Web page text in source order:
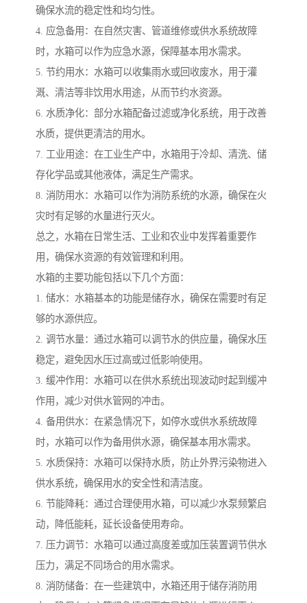
确保水流的稳定性和均匀性。
4. 应急备用：在自然灾害、管道维修或供水系统故障
时，水箱可以作为应急水源，保障基本用水需求。
5. 节约用水：水箱可以收集雨水或回收废水，用于灌
溉、清洁等非饮用水用途，从而节约水资源。
6. 水质净化：部分水箱配备过滤或净化系统，用于改善
水质，提供更清洁的用水。
7. 工业用途：在工业生产中，水箱用于冷却、清洗、储
存化学品或其他液体，满足生产需求。
8. 消防用水：水箱可以作为消防系统的水源，确保在火
灾时有足够的水量进行灭火。
总之，水箱在日常生活、工业和农业中发挥着重要作
用，确保水资源的有效管理和利用。
水箱的主要功能包括以下几个方面：
1. 储水：水箱基本的功能是储存水，确保在需要时有足
够的水源供应。
2. 调节水量：通过水箱可以调节水的供应量，确保水压
稳定，避免因水压过高或过低影响使用。
3. 缓冲作用：水箱可以在供水系统出现波动时起到缓冲
作用，减少对供水管网的冲击。
4. 备用供水：在紧急情况下，如停水或供水系统故障
时，水箱可以作为备用供水源，确保基本用水需求。
5. 水质保持：水箱可以保持水质，防止外界污染物进入
供水系统，确保用水的安全性和清洁度。
6. 节能降耗：通过合理使用水箱，可以减少水泵频繁启
动，降低能耗，延长设备使用寿命。
7. 压力调节：水箱可以通过高度差或加压装置调节供水
压力，满足不同场合的用水需求。
8. 消防储备：在一些建筑中，水箱还用于储存消防用